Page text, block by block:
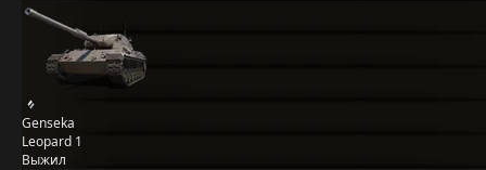
Genseka
Leopard 1
Выжил